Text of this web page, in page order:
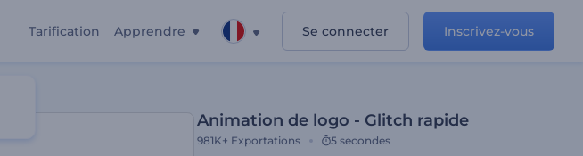
Tarification Apprendre Se connecter Inscrivez-vous
Animation de logo - Glitch rapide
981K+ Exportations 5 secondes